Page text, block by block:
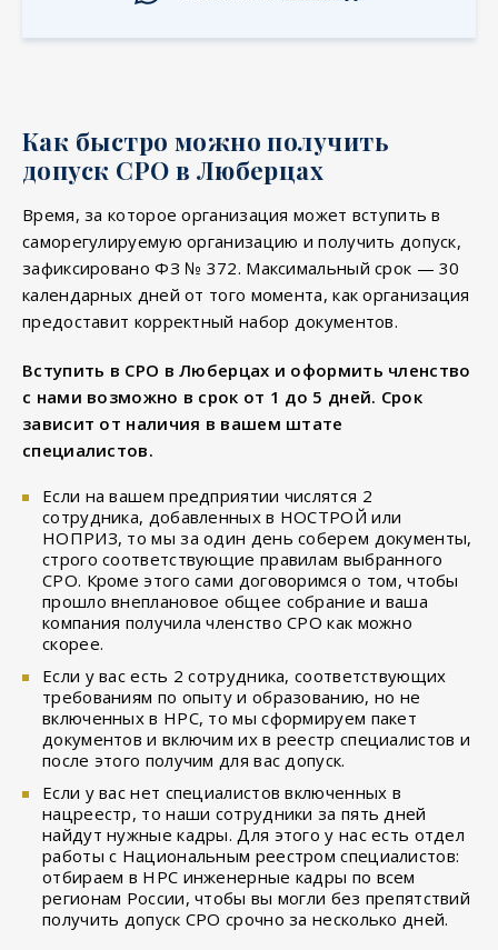
Как быстро можно получить
допуск СРО в Люберцах
Время, за которое организация может вступить в
саморегулируемую организацию и получить допуск,
зафиксировано ФЗ № 372. Максимальный срок — 30
календарных дней от того момента, как организация
предоставит корректный набор документов.
Вступить в СРО в Люберцах и оформить членство
с нами возможно в срок от 1 до 5 дней. Срок
зависит от наличия в вашем штате
специалистов.
Если на вашем предприятии числятся 2
сотрудника, добавленных в НОСТРОЙ или
НОПРИЗ, то мы за один день соберем документы,
строго соответствующие правилам выбранного
СРО. Кроме этого сами договоримся о том, чтобы
прошло внеплановое общее собрание и ваша
компания получила членство СРО как можно
скорее.
Если у вас есть 2 сотрудника, соответствующих
требованиям по опыту и образованию, но не
включенных в НРС, то мы сформируем пакет
документов и включим их в реестр специалистов и
после этого получим для вас допуск.
Если у вас нет специалистов включенных в
нацреестр, то наши сотрудники за пять дней
найдут нужные кадры. Для этого у нас есть отдел
работы с Национальным реестром специалистов:
отбираем в НРС инженерные кадры по всем
регионам России, чтобы вы могли без препятствий
получить допуск СРО срочно за несколько дней.